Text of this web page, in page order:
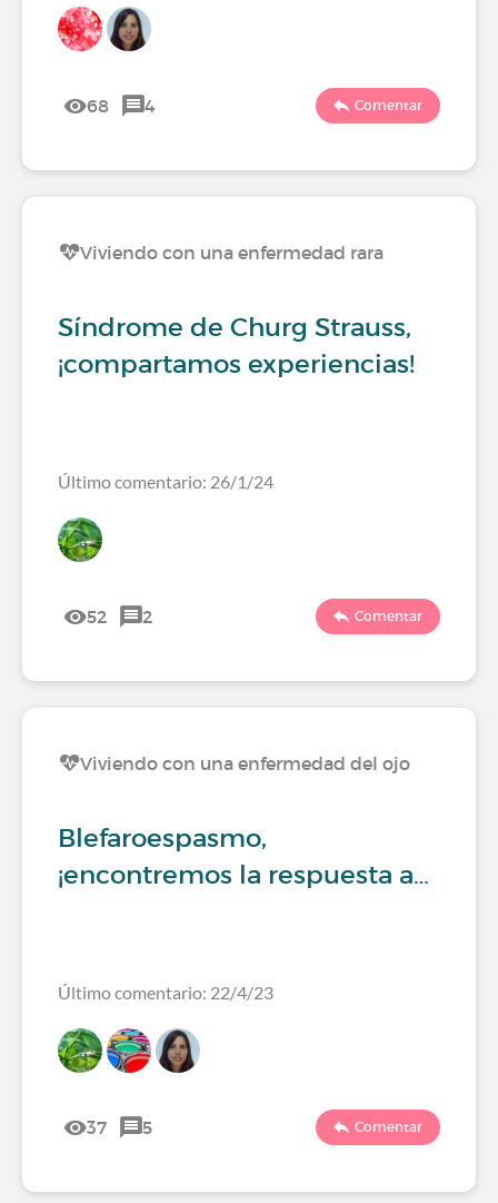
68 4 Comentar
Viviendo con una enfermedad rara
Síndrome de Churg Strauss,
¡compartamos experiencias!
Último comentario: 26/1/24
52 2 Comentar
Viviendo con una enfermedad del ojo
Blefaroespasmo,
¡encontremos la respuesta a…
Último comentario: 22/4/23
37 5 Comentar